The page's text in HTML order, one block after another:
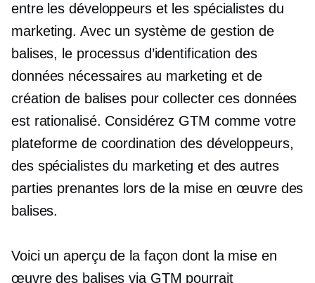
entre les développeurs et les spécialistes du
marketing. Avec un système de gestion de
balises, le processus d’identification des
données nécessaires au marketing et de
création de balises pour collecter ces données
est rationalisé. Considérez GTM comme votre
plateforme de coordination des développeurs,
des spécialistes du marketing et des autres
parties prenantes lors de la mise en œuvre des
balises.
Voici un aperçu de la façon dont la mise en
œuvre des balises via GTM pourrait